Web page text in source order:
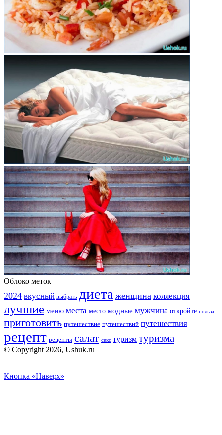
Облоко меток
2024 вкусный выбрать диета женщина коллекция
лучшие меню места место модные мужчина откройте польза
приготовить путешествие путешествий путешествия
рецепт рецепты салат секс туризм туризма
© Copyright 2026, Ushuk.ru
Кнопка «Наверх»